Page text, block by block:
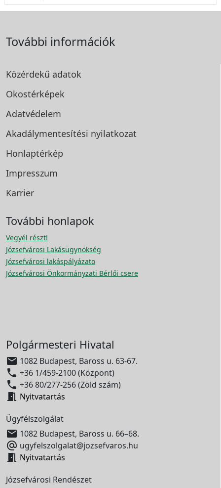
További információk
Közérdekű adatok
Okostérképek
Adatvédelem
Akadálymentesítési nyilatkozat
Honlaptérkép
Impresszum
Karrier
További honlapok
Vegyél részt!
Józsefvárosi Lakásügynökség
Józsefvárosi lakáspályázato
Józsefvárosi Önkormányzati Bérlői csere
Polgármesteri Hivatal
 1082 Budapest, Baross u. 63-67.
 +36 1/459-2100 (Központ)
 +36 80/277-256 (Zöld szám)
 Nyitvatartás
Ügyfélszolgálat
 1082 Budapest, Baross u. 66–68.
 ugyfelszolgalat@jozsefvaros.hu
 Nyitvatartás
Józsefvárosi Rendészet